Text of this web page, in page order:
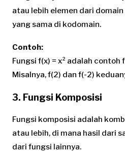
atau lebih elemen dari
yang sama di kodomain.
Contoh:
Fungsi f(x) = x² adalah
Misalnya, f(2) dan f(-2)
3. Fungsi Komposisi
Fungsi komposisi adalah
atau lebih, di mana hasil dari
dari fungsi lainnya.